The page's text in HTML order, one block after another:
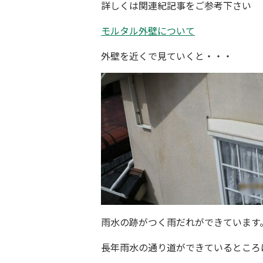
詳しくは関連紀記事をご参考下さい
モルタル外壁について
外壁を近くで見ていくと・・・
雨水の跡がつく雨だれができています
長年雨水の通り道ができているとこ